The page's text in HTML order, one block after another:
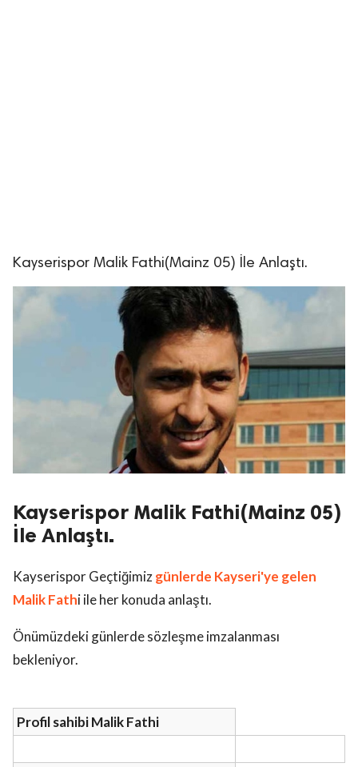
Kayserispor Malik Fathi(Mainz 05) İle Anlaştı.
Kayserispor Malik Fathi(Mainz 05)
İle Anlaştı.
Kayserispor Geçtiğimizgünlerde Kayseri'ye gelen
Malik Fathi ile her konuda anlaştı.
Önümüzdeki günlerde sözleşme imzalanması
bekleniyor.
Profil sahibi Malik Fathi